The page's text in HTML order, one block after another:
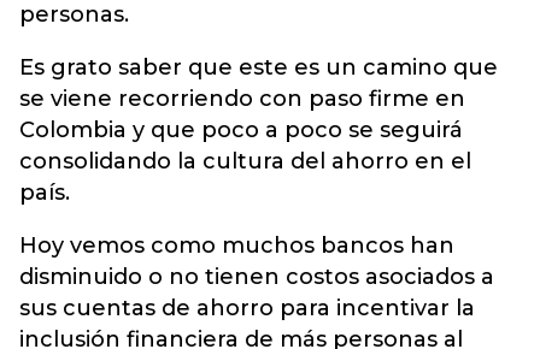
personas.
Es grato saber que este es un camino que
se viene recorriendo con paso firme en
Colombia y que poco a poco se seguirá
consolidando la cultura del ahorro en el
país.
Hoy vemos como muchos bancos han
disminuido o no tienen costos asociados a
sus cuentas de ahorro para incentivar la
inclusión financiera de más personas al